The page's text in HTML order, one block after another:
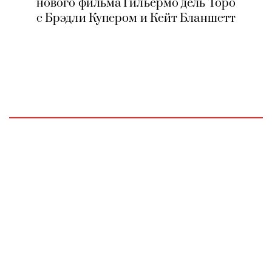
нового фильма Гильермо дель Торо
с Брэдли Купером и Кейт Бланшетт